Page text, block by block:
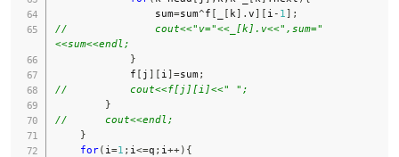
                sum
=sum^f [ [ k] . v] [ i - 1 ] ;
//              cout<<"v="<<_[k].v<<",sum="
<<sum<<endl;
}
            f
[ j ] [ i ]=sum ;
//          cout<<f[j][i]<<" ";
}
//      cout<<endl;
}
for( i =1 ; i <=q ; i ++) {